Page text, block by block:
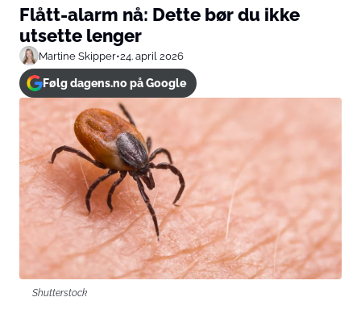
Flått-alarm nå: Dette bør du ikke
utsette lenger
Martine Skipper•24. april 2026
Følg dagens.no på Google
Shutterstock